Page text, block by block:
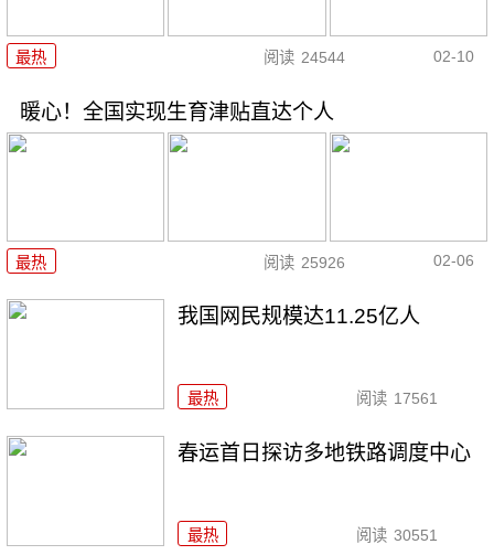
最热 阅读 24544 02-10
暖心！全国实现生育津贴直达个人
最热 阅读 25926 02-06
我国网民规模达11.25亿人
最热 阅读 17561
春运首日探访多地铁路调度中心
最热 阅读 30551